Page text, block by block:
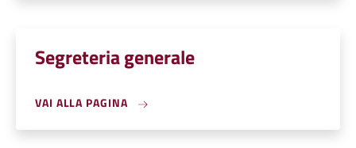
Segreteria generale
VAI ALLA PAGINA